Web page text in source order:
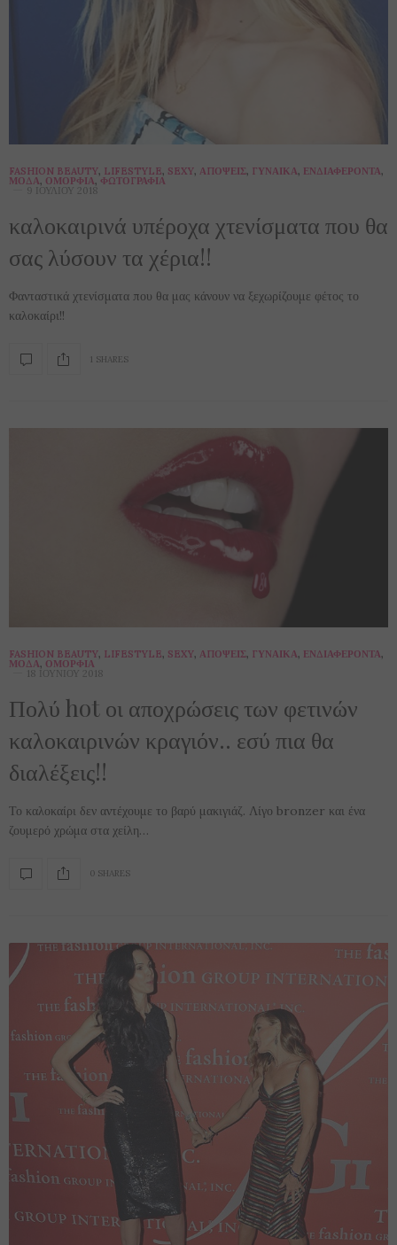
FASHION BEAUTY, LIFESTYLE, SEXY, ΑΠΌΨΕΙΣ, ΓΥΝΑΊΚΑ, ΕΝΔΙΑΦΈΡΟΝΤΑ,
ΜΌΔΑ, ΟΜΟΡΦΙΆ, ΦΩΤΟΓΡΑΦΊΑ
9 ΙΟΥΛΊΟΥ 2018
καλοκαιρινά υπέροχα χτενίσματα που θα
σας λύσουν τα χέρια!!
Φανταστικά χτενίσματα που θα μας κάνουν να ξεχωρίζουμε φέτος το
καλοκαίρι!!
1 SHARES
FASHION BEAUTY, LIFESTYLE, SEXY, ΑΠΌΨΕΙΣ, ΓΥΝΑΊΚΑ, ΕΝΔΙΑΦΈΡΟΝΤΑ,
ΜΌΔΑ, ΟΜΟΡΦΙΆ
18 ΙΟΥΝΊΟΥ 2018
Πολύ hot οι αποχρώσεις των φετινών
καλοκαιρινών κραγιόν.. εσύ πια θα
διαλέξεις!!
Το καλοκαίρι δεν αντέχουμε το βαρύ μακιγιάζ. Λίγο bronzer και ένα
ζουμερό χρώμα στα χείλη…
0 SHARES